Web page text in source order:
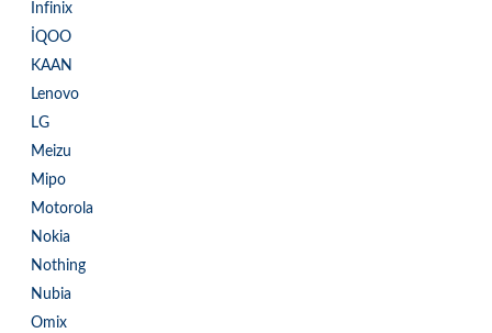
Infinix
İQOO
KAAN
Lenovo
LG
Meizu
Mipo
Motorola
Nokia
Nothing
Nubia
Omix